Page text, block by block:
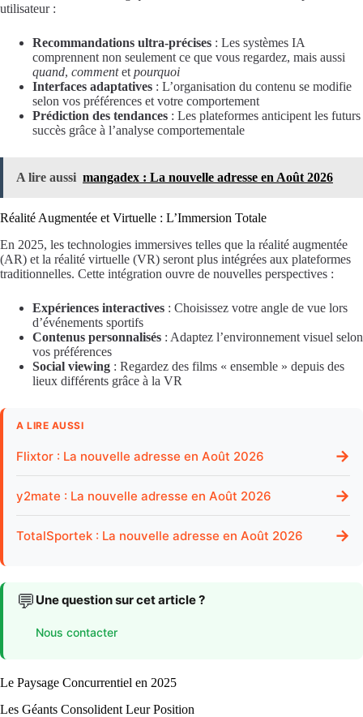
utilisateur :
Recommandations ultra-précises : Les systèmes IA
comprennent non seulement ce que vous regardez, mais aussi
quand, commentet pourquoi
Interfaces adaptatives : L’organisation du contenu se modifie
selon vos préférences et votre comportement
Prédiction des tendances : Les plateformes anticipent les futurs
succès grâce à l’analyse comportementale
A lire aussi mangadex : La nouvelle adresse en Août 2026
Réalité Augmentée et Virtuelle : L’Immersion Totale
En 2025, les technologies immersives telles que la réalité augmentée
(AR) et la réalité virtuelle (VR) seront plus intégrées aux plateformes
traditionnelles. Cette intégration ouvre de nouvelles perspectives :
Expériences interactives : Choisissez votre angle de vue lors
d’événements sportifs
Contenus personnalisés : Adaptez l’environnement visuel selon
vos préférences
Social viewing : Regardez des films « ensemble » depuis des
lieux différents grâce à la VR
A LIRE AUSSI
Flixtor : La nouvelle adresse en Août 2026 →
y2mate : La nouvelle adresse en Août 2026 →
TotalSportek : La nouvelle adresse en Août 2026 →
💬 Une question sur cet article ?
Nous contacter
Le Paysage Concurrentiel en 2025
Les Géants Consolident Leur Position